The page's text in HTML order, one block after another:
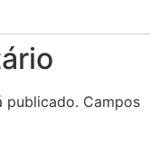
publicado. Campos